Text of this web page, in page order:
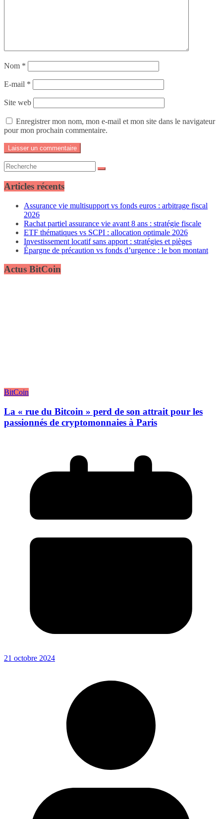
Nom *
E-mail *
Site web
Enregistrer mon nom, mon e-mail et mon site dans le navigateur
pour mon prochain commentaire.
Articles récents
Assurance vie multisupport vs fonds euros : arbitrage fiscal
2026
Rachat partiel assurance vie avant 8 ans : stratégie fiscale
ETF thématiques vs SCPI : allocation optimale 2026
Investissement locatif sans apport : stratégies et pièges
Épargne de précaution vs fonds d’urgence : le bon montant
Actus BitCoin
BitCoin
La « rue du Bitcoin » perd de son attrait pour les
passionnés de cryptomonnaies à Paris
21 octobre 2024